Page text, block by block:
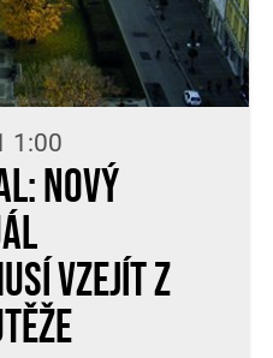
1:00
Nový
vzejít z